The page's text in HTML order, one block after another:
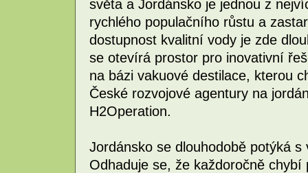
světa a Jordánsko je jednou z
rychlého populačního růstu a
dostupnost kvalitní vody je zde
se otevírá prostor pro inovativní
na bázi vakuové destilace, kterou
České rozvojové agentury na
H2Operation.
Jordánsko se dlouhodobě potýká
Odhaduje se, že každoročně chybí